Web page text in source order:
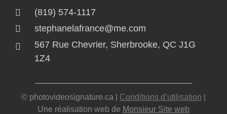
(819) 574-1117
stephanelafrance@me.com
567 Rue Chevrier, Sherbrooke, QC J1G
1Z4
© photovideosignature.ca | Conditions d’utilisation
Une réalisation web de Monsieur Site web